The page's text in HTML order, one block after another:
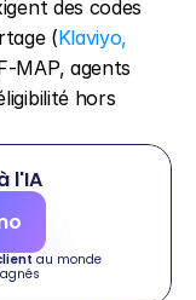
des codes
(Klaviyo,
MAP, agents
hors
l'IA
au monde